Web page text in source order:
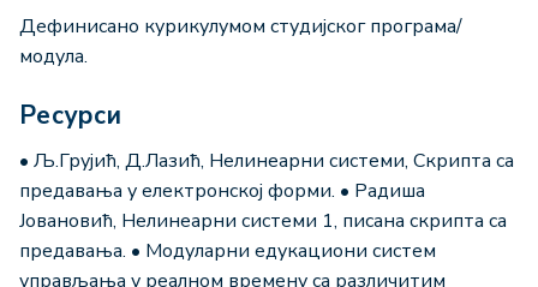
Дефинисано курикулумом студијског програма/
модула.
Ресурси
• Љ.Грујић, Д.Лазић, Нелинеарни системи, Скрипта са
предавања у електронској форми. • Радиша
Јовановић, Нелинеарни системи 1, писана скрипта са
предавања. • Mодуларни едукациони систем
управљања у реалном времену са различитим